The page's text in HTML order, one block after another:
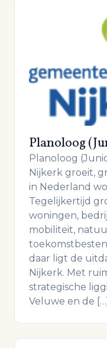
Planoloog
Planoloog
Nijkerk groeit,
in Nederland
Tegelijkertijd
woningen,
mobiliteit,
daar ligt de
Nijkerk. Met
strategische
Veluwe en de […]